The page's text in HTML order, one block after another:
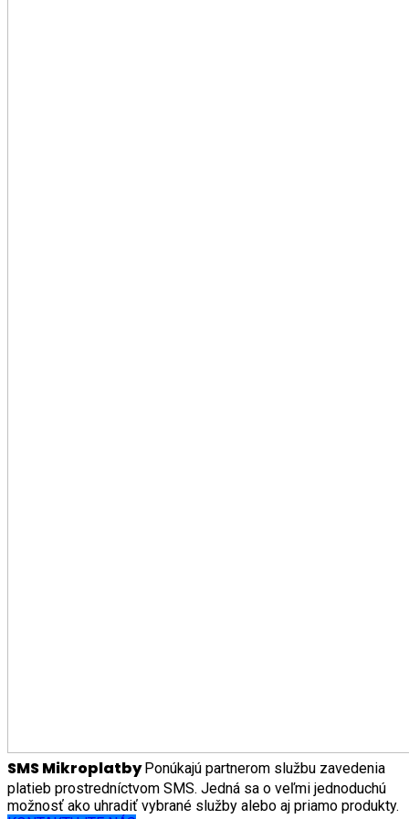
SMS MikroplatbyPonúkajú partnerom službu zavedenia
platieb prostredníctvom SMS. Jedná sa o veľmi jednoduchú
možnosť ako uhradiť vybrané služby alebo aj priamo produkty.